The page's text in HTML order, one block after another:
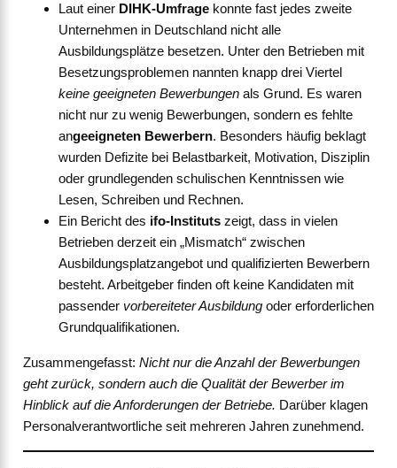
Laut einer DIHK-Umfragekonnte fast jedes zweite
Unternehmen in Deutschland nicht alle
Ausbildungsplätze besetzen. Unter den Betrieben mit
Besetzungsproblemen nannten knapp drei Viertel
keine geeigneten Bewerbungenals Grund. Es waren
nicht nur zu wenig Bewerbungen, sondern es fehlte
angeeigneten Bewerbern. Besonders häufig beklagt
wurden Defizite bei Belastbarkeit, Motivation, Disziplin
oder grundlegenden schulischen Kenntnissen wie
Lesen, Schreiben und Rechnen.
Ein Bericht des ifo-Institutszeigt, dass in vielen
Betrieben derzeit ein „Mismatch“ zwischen
Ausbildungsplatzangebot und qualifizierten Bewerbern
besteht. Arbeitgeber finden oft keine Kandidaten mit
passender vorbereiteter Ausbildungoder erforderlichen
Grundqualifikationen.
Zusammengefasst: Nicht nur die Anzahl der Bewerbungen
geht zurück, sondern auch die Qualität der Bewerber im
Hinblick auf die Anforderungen der Betriebe. Darüber klagen
Personalverantwortliche seit mehreren Jahren zunehmend.